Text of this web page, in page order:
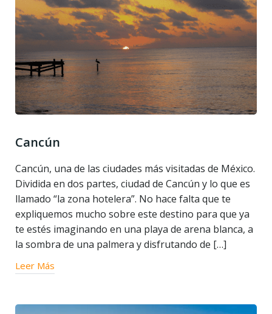
Cancún
Cancún, una de las ciudades más visitadas de México.
Dividida en dos partes, ciudad de Cancún y lo que es
llamado “la zona hotelera”. No hace falta que te
expliquemos mucho sobre este destino para que ya
te estés imaginando en una playa de arena blanca, a
la sombra de una palmera y disfrutando de […]
Leer Más